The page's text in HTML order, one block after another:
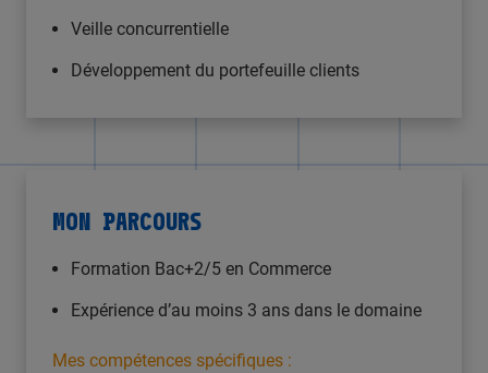
Veille concurrentielle
Développement du portefeuille clients
MON PARCOURS
Formation Bac+2/5 en Commerce
Expérience d’au moins 3 ans dans le domaine
Mes compétences spécifiques :